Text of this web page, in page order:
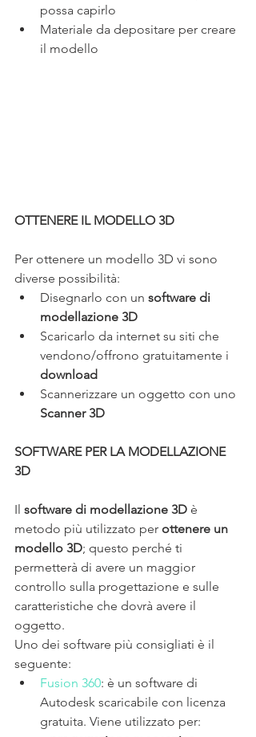
possa capirlo
Materiale da depositare per creare
il modello
OTTENERE IL MODELLO 3D
Per ottenere un modello 3D vi sono
diverse possibilità:
Disegnarlo con un software di
modellazione 3D
Scaricarlo da internet su siti che
vendono/offrono gratuitamente i
download
Scannerizzare un oggetto con uno
Scanner 3D
SOFTWARE PER LA MODELLAZIONE
3D
Il software di modellazione 3D è
metodo più utilizzato per ottenere un
modello 3D; questo perché ti
permetterà di avere un maggior
controllo sulla progettazione e sulle
caratteristiche che dovrà avere il
oggetto.
Uno dei software più consigliati è il
seguente:
Fusion 360: è un software di
Autodesk scaricabile con licenza
gratuita. Viene utilizzato per: